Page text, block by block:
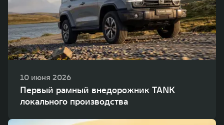
10 июня 2026
Первый рамный внедорожник TANK
локального производства